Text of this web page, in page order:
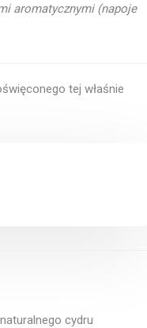
aromatycznymi (napoje
tej właśnie
cydru